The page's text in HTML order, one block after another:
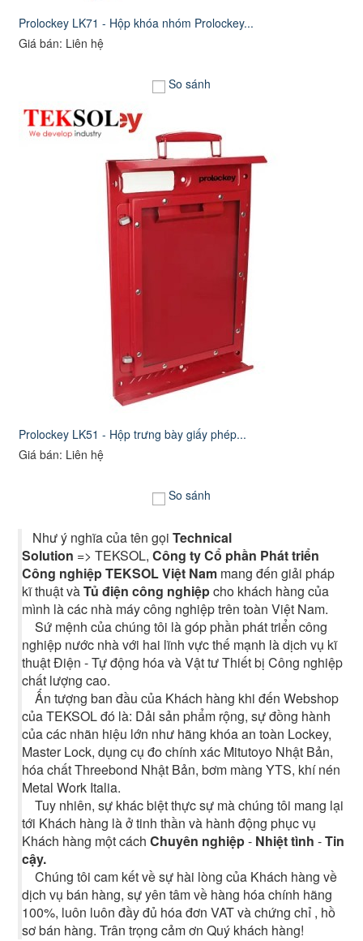
Prolockey LK71 - Hộp khóa nhóm Prolockey...
Giá bán: Liên hệ
So sánh
Prolockey LK51 - Hộp trưng bày giấy phép...
Giá bán: Liên hệ
So sánh
Như ý nghĩa của tên gọiTechnical
Solution => TEKSOL,Công ty Cổ phần Phát triển
Công nghiệp TEKSOL Việt Nam mang đến giải pháp
kĩ thuật vàTủ điện công nghiệpcho khách hàng của
mình là các nhà máy công nghiệp trên toàn Việt Nam.
Sứ mệnh của chúng tôi là góp phần phát triển công
nghiệp nước nhà với hai lĩnh vực thế mạnh là dịch vụ kĩ
thuật Điện - Tự động hóa và Vật tư Thiết bị Công nghiệp
chất lượng cao.
Ấn tượng ban đầu của Khách hàng khi đến Webshop
của TEKSOL đó là: Dải sản phẩm rộng, sự đồng hành
của các nhãn hiệu lớn như hãng khóa an toàn Lockey,
Master Lock, dụng cụ đo chính xác Mitutoyo Nhật Bản,
hóa chất Threebond Nhật Bản, bơm màng YTS, khí nén
Metal Work Italia.
Tuy nhiên, sự khác biệt thực sự mà chúng tôi mang lại
tới Khách hàng là ở tinh thần và hành động phục vụ
Khách hàng một cáchChuyên nghiệp- Nhiệt tình -Tin
cậy.
Chúng tôi cam kết về sự hài lòng của Khách hàng về
dịch vụ bán hàng, sự yên tâm về hàng hóa chính hãng
100%, luôn luôn đầy đủ hóa đơn VAT và chứng chỉ , hồ
sơ bán hàng. Trân trọng cảm ơn Quý khách hàng!